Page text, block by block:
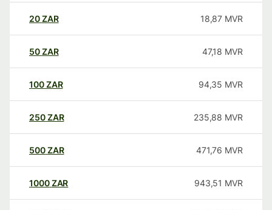
20ZAR 18,87 MVR
50ZAR 47,18 MVR
100ZAR 94,35 MVR
250ZAR 235,88 MVR
500ZAR 471,76 MVR
1000ZAR 943,51 MVR